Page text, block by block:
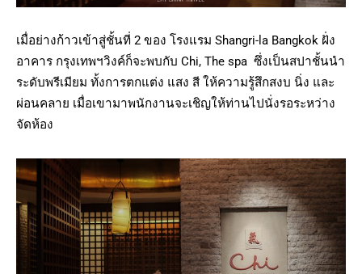
เมื่อย่างก้าวเข้าสู่ชั้นที่ 2 ของ โรงแรม Shangri-la Bangkok ฝั่ง
อาคาร กรุงเทพฯวิงค์ก็จะพบกับ Chi, The spa ซึ่งเป็นสปาชั้นนำ
ระดับพรีเมียม ทั้งการตกแต่ง แสง สี ให้ความรู้สึกสงบ นิ่ง และ
ผ่อนคลาย เมื่อเขามาพนักงานจะเชิญให้ท่านไปนั่งรอระหว่าง
จัดห้อง